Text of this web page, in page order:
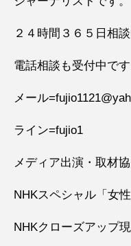
２４時間３６５日相談
電話相談も受付中です
メール
ライン=fujio1
メディア出演・取材
NHKスペシャル「女性
NHKクローズアップ